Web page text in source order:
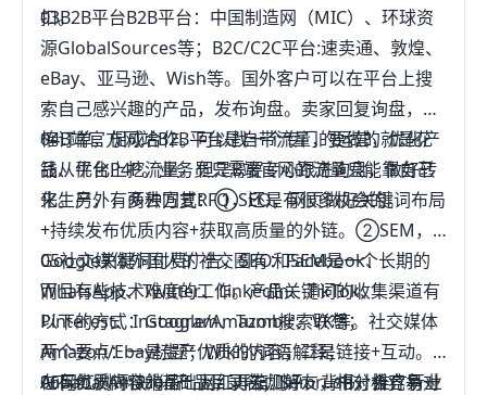
扣。
03B2B平台B2B平台：中国制造网（MIC）、环球资
源GlobalSources等；B2C/C2C平台:速卖通、敦煌、
eBay、亚马逊、Wish等。国外客户可以在平台上搜
索自己感兴趣的产品，发布询盘。卖家回复询盘，商
榷订单，促成合作。可以找一个专门的运营，优化产
品、优化P4P。业务员只需要专心跟进询盘，做好转
化。另外，多去回复RFQ，还是有很多机会的。
04B端官方网站B2B平台是自带流量，要做的就是花
钱从平台上挖流量。但是B端官网的流量只能靠自己
来生产，有两种方式：①SEO，网页做好关键词布局
+持续发布优质内容+获取高质量的外链。②SEM，
Google关键词付费广告，SEO和SEM是一个长期的
而且有些技术难度的工作。产品关键词的收集渠道有
以下的方式：Google/Amazon搜索联想；
Amazon/Ebay标题；Wiki的词语解释；
Alibaba/Amazon产品目录名；Semrush分析竞争对
05社交媒体外国人的社交圈有：Facebook、
WhatsApp、Twitter、LinkedIn、TikTok、
Pinterest、Instagram、Tumblr、VK等。社交媒体
两个要点：一是生产优质的内容；二是链接+互动。
在有优质内容的基础上，再去加好友，相对会容易一
06网红测评快消品：网红开箱测评、背书，推广行业